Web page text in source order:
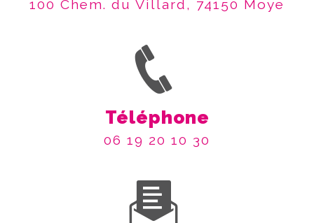
100 Chem. du Villard, 74150 Moye
Téléphone
06 19 20 10 30